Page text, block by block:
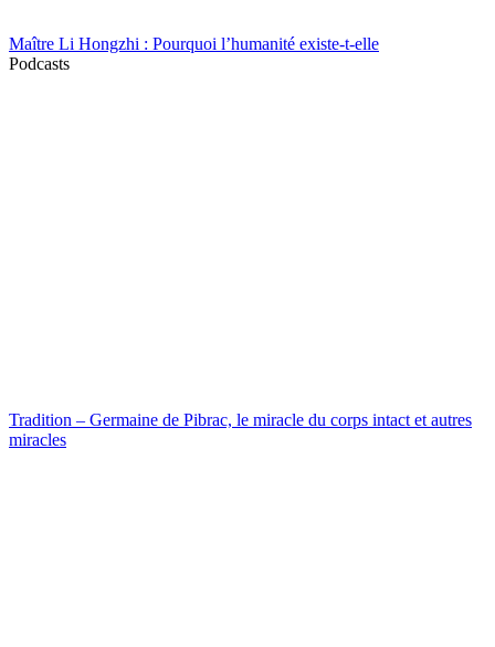
Maître Li Hongzhi : Pourquoi l’humanité existe-t-elle
Podcasts
Tradition – Germaine de Pibrac, le miracle du corps intact et autres
miracles